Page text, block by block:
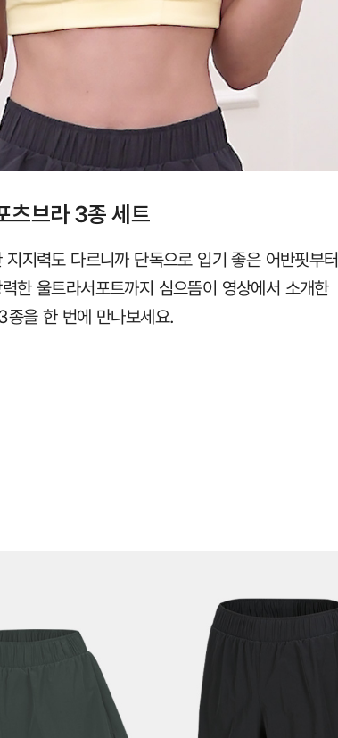
츠브라 3종 세트
지력도 다르니까 단독으로 입기 좋은 어반핏부터
한 울트라서포트까지 심으뜸이 영상에서 소개한
종을 한 번에 만나보세요.